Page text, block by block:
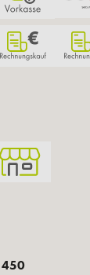
450